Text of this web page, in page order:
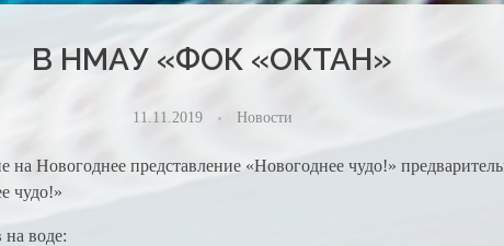
В НМАУ «ФОК «ОКТАН»
11.11.2019 Новости
на Новогоднее представление «Новогоднее чудо!»
чудо!»
на воде: